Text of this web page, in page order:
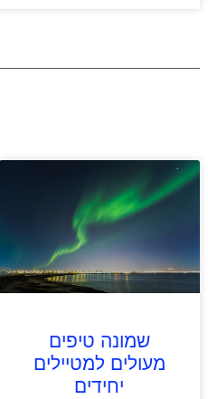
שמונה טיפים
מעולים למטיילים
יחידים